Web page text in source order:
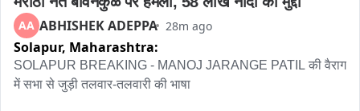
AA ABHISHEK ADEPPA 28m ago
Solapur, Maharashtra:
SOLAPUR BREAKING - MANOJ JARANGE PATIL की वैराग
में सभा से जुड़ी तलवार-तलवारी की भाषा